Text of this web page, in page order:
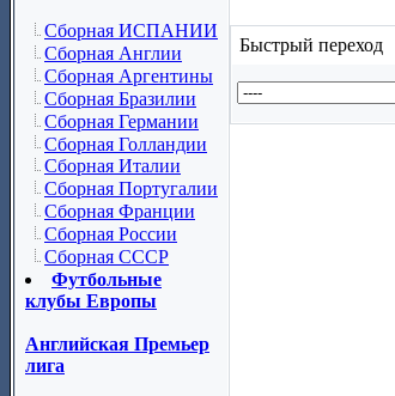
Сборная ИСПАНИИ
Сборная Англии
Сборная Аргентины
Сборная Бразилии
Сборная Германии
Сборная Голландии
Сборная Италии
Сборная Португалии
Сборная Франции
Сборная России
Сборная СССР
Футбольные
клубы Европы
Английская Премьер
лига
Быстрый переход